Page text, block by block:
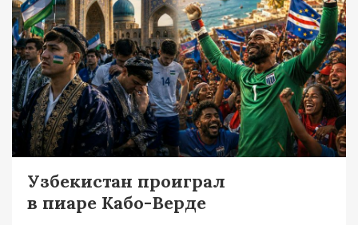
Узбекистан проиграл
в пиаре Кабо-Верде